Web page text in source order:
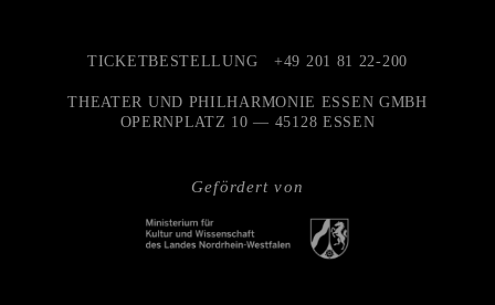
Gefördert von
TICKETBESTELLUNG +49 201 81 22-200
THEATER UND PHILHARMONIE ESSEN GMBH
OPERNPLATZ 10 — 45128 ESSEN